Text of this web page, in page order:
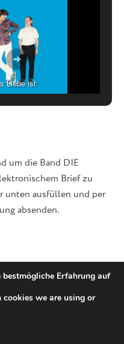
Liebe ist
um die Band DIE
Brief zu
unten ausfüllen und per
absenden.
Erfahrung auf
we are using or